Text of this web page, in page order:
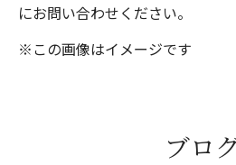
にお問い合わせください。
※この画像はイメージです
ブロ